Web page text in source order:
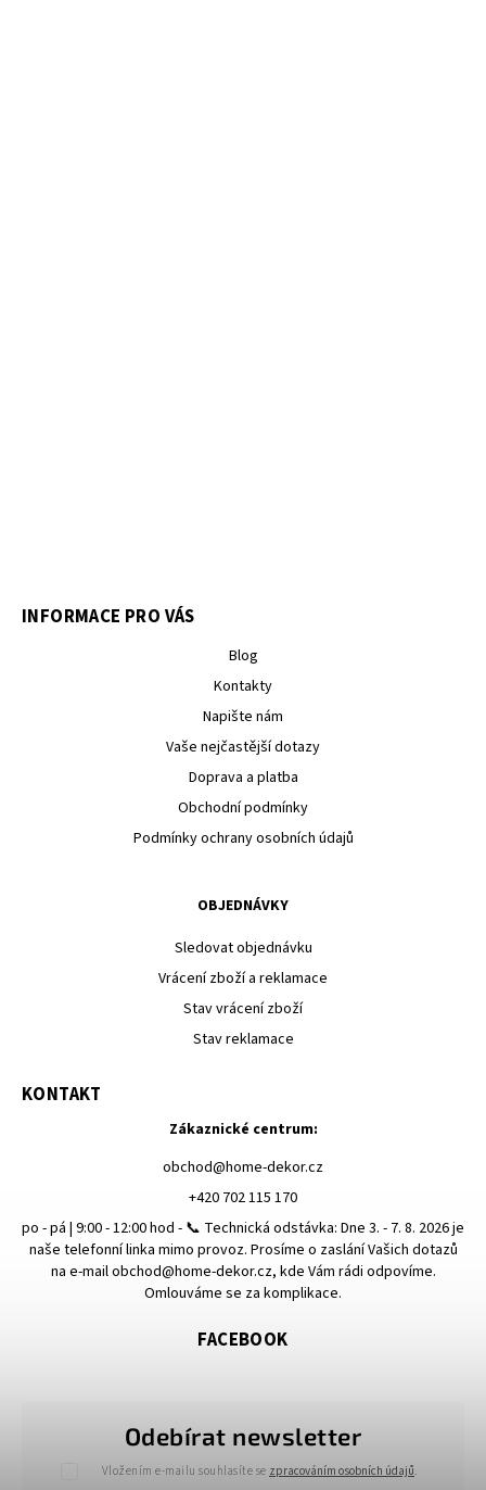
INFORMACE PRO VÁS
Blog
Kontakty
Napište nám
Vaše nejčastější dotazy
Doprava a platba
Obchodní podmínky
Podmínky ochrany osobních údajů
OBJEDNÁVKY
Sledovat objednávku
Vrácení zboží a reklamace
Stav vrácení zboží
Stav reklamace
Odebírat newsletter
Vložením e-mailu souhlasíte se zpracováním osobních údajů.
KONTAKT
Zákaznické centrum:
obchod@home-dekor.cz
+420 702 115 170
po - pá | 9:00 - 12:00 hod - 📞 Technická odstávka: Dne 3. - 7. 8. 2026 je
naše telefonní linka mimo provoz. Prosíme o zaslání Vašich dotazů
na e-mail obchod@home-dekor.cz, kde Vám rádi odpovíme.
Omlouváme se za komplikace.
FACEBOOK